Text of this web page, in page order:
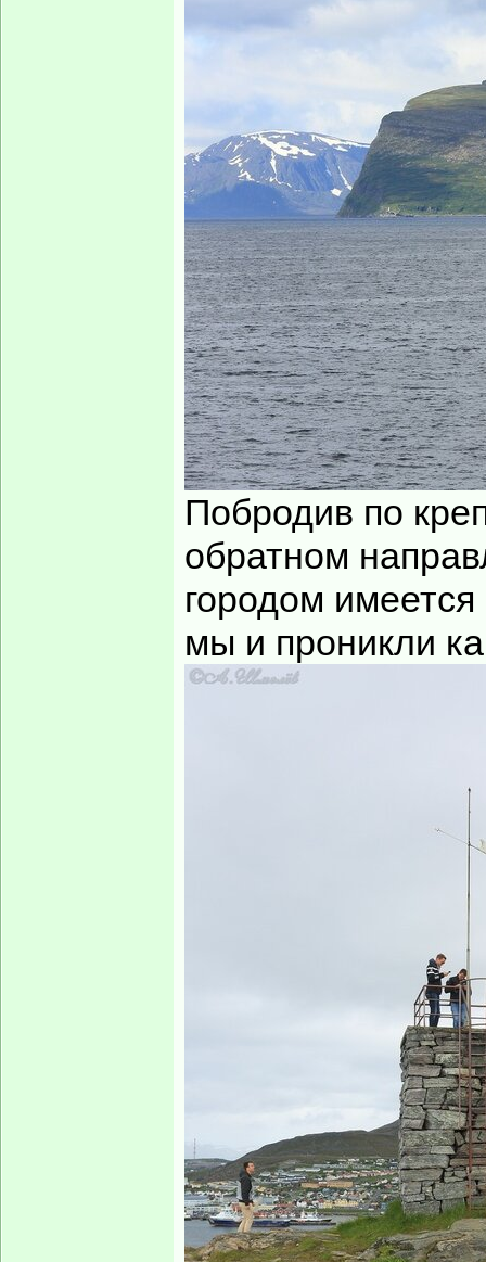
Побродив по
обратном
городом
мы и проникли